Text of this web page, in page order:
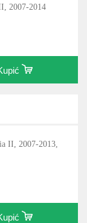
2007-2014
II, 2007-2013,